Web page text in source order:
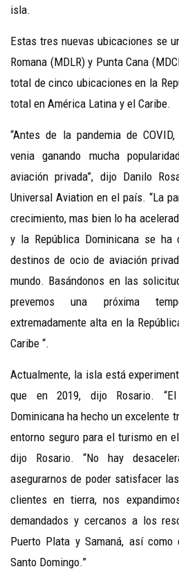
isla.
Estas tres nuevas ubicaciones se
Romana (MDLR) y Punta Cana
total de cinco ubicaciones en la
total en América Latina y el Caribe.
“Antes de la pandemia de
venia ganando mucha
aviación privada”, dijo Danilo
Universal Aviation en el país. “La
crecimiento, mas bien lo ha
y la República Dominicana se
destinos de ocio de aviación
mundo. Basándonos en las
prevemos una próxima
extremadamente alta en la
Caribe “.
Actualmente, la isla está
que en 2019, dijo Rosario.
Dominicana ha hecho un excelente
entorno seguro para el turismo en
dijo Rosario. “No hay
asegurarnos de poder satisfacer
clientes en tierra, nos
demandados y cercanos a los
Puerto Plata y Samaná, así
Santo Domingo.”